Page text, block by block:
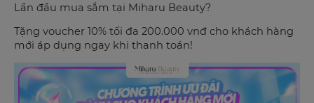
Lần đầu mua sắm tại Miharu Beauty?
Tặng voucher 10% tối đa 200.000 vnđ cho khách hàng
mới áp dụng ngay khi thanh toán!